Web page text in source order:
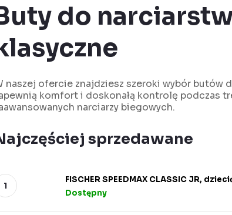
do
naszej ofercie znajdziesz szeroki wybór butów
komfort i doskonałą kontrolę podczas
narciarzy biegowych.
sprzedawane
FISCHER SPEEDMAX CLASSIC JR,
Dostępny